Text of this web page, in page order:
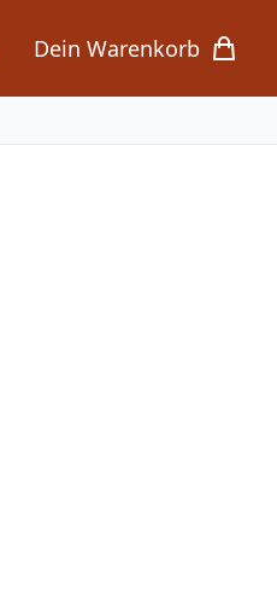
Dein Warenkorb
items in cart, view bag